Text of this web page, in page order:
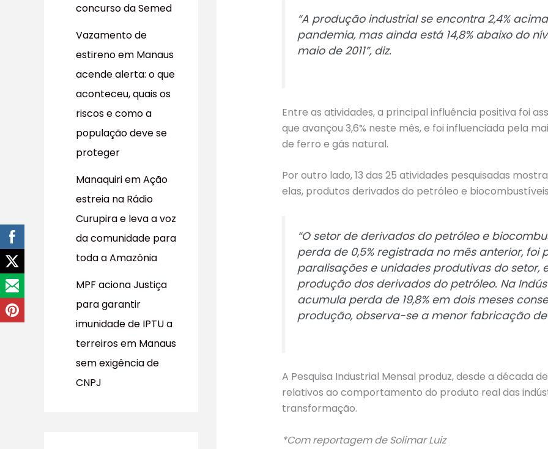
concurso da Semed
Vazamento de
estireno em Manaus
acende alerta: o que
aconteceu, quais os
riscos e como a
população deve se
proteger
Manaquiri em Ação
estreia na Rádio
Curupira e leva a voz
da comunidade para
toda a Amazônia
MPF aciona Justiça
para garantir
imunidade de IPTU a
terreiros em Manaus
sem exigência de
CNPJ
“A produção industrial se encontra 2,4%
pandemia, mas ainda está 14,8% abaixo do
maio de 2011”, diz.
Entre as atividades, a principal influência positiva foi
que avançou 3,6% neste mês, e foi influenciada pela
de ferro e gás natural.
Por outro lado, 13 das 25 atividades pesquisadas
elas, produtos derivados do petróleo e
“O setor de derivados do petróleo e
perda de 0,5% registrada no mês anterior, foi
paralisações e unidades produtivas do setor,
produção dos derivados do petróleo. Na
acumula perda de 19,8% em dois meses
produção, observa-se a menor fabricação
A Pesquisa Industrial Mensal produz, desde a década
relativos ao comportamento do produto real das
transformação.
*Com reportagem de Solimar Luiz